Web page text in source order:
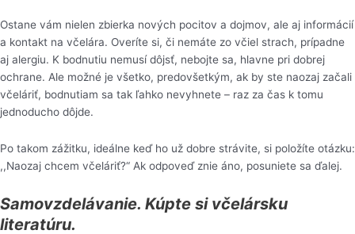
Ostane vám nielen zbierka nových pocitov a dojmov, ale aj informácií
a kontakt na včelára. Overíte si, či nemáte zo včiel strach, prípadne
aj alergiu. K bodnutiu nemusí dôjsť, nebojte sa, hlavne pri dobrej
ochrane. Ale možné je všetko, predovšetkým, ak by ste naozaj začali
včeláriť, bodnutiam sa tak ľahko nevyhnete – raz za čas k tomu
jednoducho dôjde.
Po takom zážitku, ideálne keď ho už dobre strávite, si položíte otázku:
,,Naozaj chcem včeláriť?“ Ak odpoveď znie áno, posuniete sa ďalej.
Samovzdelávanie. Kúpte si včelársku
literatúru.